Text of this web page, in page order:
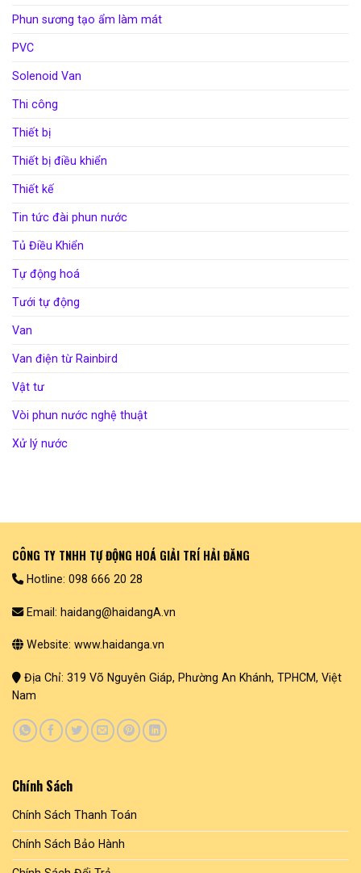
Phun sương tạo ẩm làm mát
PVC
Solenoid Van
Thi công
Thiết bị
Thiết bị điều khiển
Thiết kế
Tin tức đài phun nước
Tủ Điều Khiển
Tự động hoá
Tưới tự động
Van
Van điện từ Rainbird
Vật tư
Vòi phun nước nghệ thuật
Xử lý nước
CÔNG TY TNHH TỰ ĐỘNG HOÁ GIẢI TRÍ HẢI ĐĂNG
Hotline: 098 666 20 28
Email: haidang@haidangA.vn
Website: www.haidanga.vn
Địa Chỉ: 319 Võ Nguyên Giáp, Phường An Khánh, TPHCM, Việt
Nam
Chính Sách
Chính Sách Thanh Toán
Chính Sách Bảo Hành